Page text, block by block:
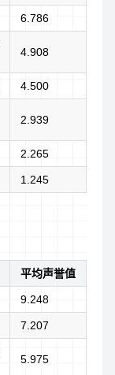
6.786
4.908
4.500
2.939
2.265
1.245
平均声誉值
9.248
7.207
5.975